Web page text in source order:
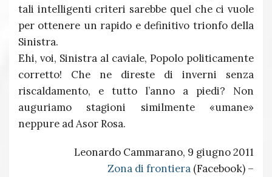
tali intelligenti criteri sarebbe quel che ci vuole
per ottenere un rapido e definitivo trionfo della
Sinistra.
Ehi, voi, Sinistra al caviale, Popolo politicamente
corretto! Che ne direste di inverni senza
riscaldamento, e tutto l’anno a piedi? Non
auguriamo stagioni similmente «umane»
neppure ad Asor Rosa.
Leonardo Cammarano, 9 giugno 2011
Zona di frontiera (Facebook) –